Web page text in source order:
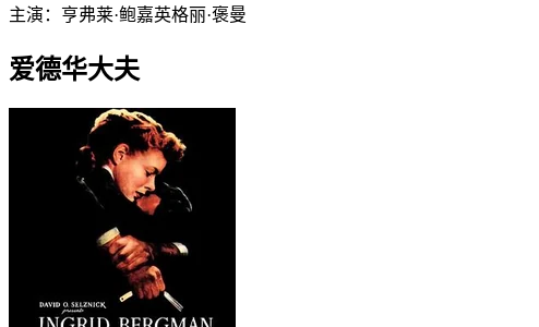
主演： 亨弗莱·鲍嘉英格丽·褒曼
爱德华大夫